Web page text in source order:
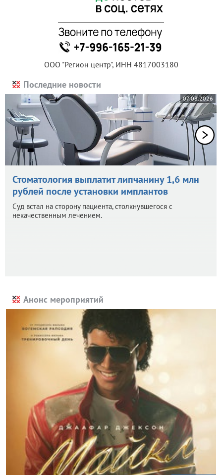
ООО "Регион центр", ИНН 4817003180
Последние новости
07.08.2026
Стоматология выплатит липчанину 1,6 млн
рублей после установки имплантов
Суд встал на сторону пациента, столкнувшегося с
некачественным лечением.
Анонс мероприятий